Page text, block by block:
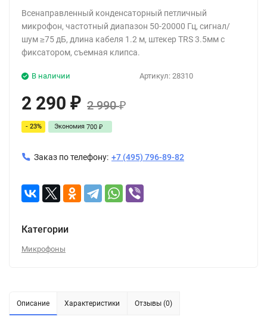
Всенаправленный конденсаторный петличный
микрофон, частотный диапазон 50-20000 Гц, сигнал/
шум ≥75 дБ, длина кабеля 1.2 м, штекер TRS 3.5мм с
фиксатором, съемная клипса.
Артикул: 28310
В наличии
2 290 ₽ 2 990₽
- 23% Экономия 700 ₽
Заказ по телефону: +7 (495) 796-89-82
Категории
Микрофоны
Описание Характеристики Отзывы (0)